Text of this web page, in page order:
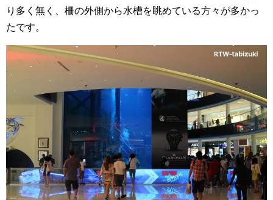
り多く無く、柵の外側から水槽を眺めている方々が多かっ
たです。